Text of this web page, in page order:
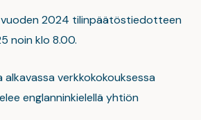
vuoden 2024 tilinpäätöstiedotteen
noin klo 8.00.
alkavassa verkkokokouksessa
englanninkielellä yhtiön